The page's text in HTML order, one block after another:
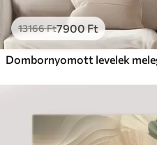
13166Ft7900 Ft